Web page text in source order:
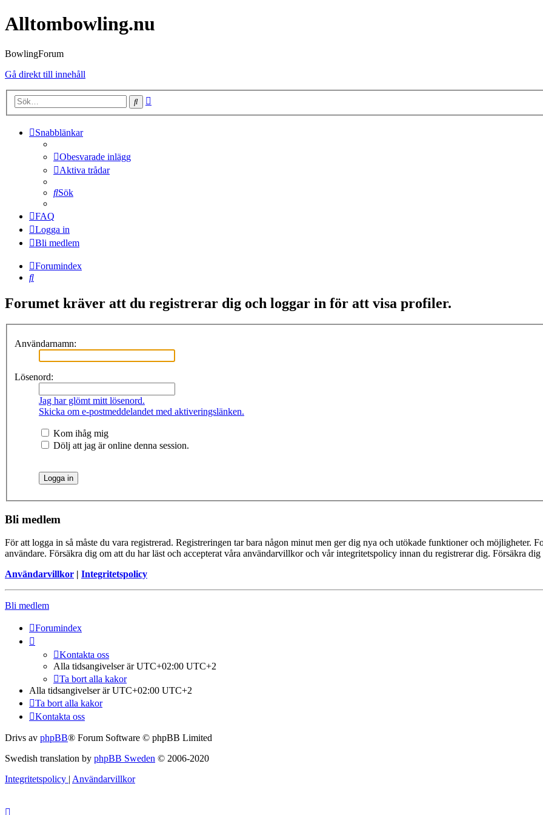
Alltombowling.nu
BowlingForum
Gå direkt till innehåll
Sök
Snabblänkar
Obesvarade inlägg
Aktiva trådar
Sök
FAQ
Logga in
Bli medlem
Forumindex
Sök
Forumet kräver att du registrerar dig och loggar in för att visa profiler.
Användarnamn:
Lösenord:
Jag har glömt mitt lösenord.
Skicka om e-postmeddelandet med aktiveringslänken.
Kom ihåg mig
Dölj att jag är online denna session.
Bli medlem
För att logga in så måste du vara registrerad. Registreringen tar bara någon minut men ger dig nya och utökade funktioner och möjligheter.
användare. Försäkra dig om att du har läst och accepterat våra användarvillkor och vår integritetspolicy innan du registrerar dig. Försäkra
Användarvillkor | Integritetspolicy
Bli medlem
Forumindex
Kontakta oss
Alla tidsangivelser är UTC+02:00 UTC+2
Ta bort alla kakor
Alla tidsangivelser är UTC+02:00 UTC+2
Ta bort alla kakor
Kontakta oss
Drivs av phpBB® Forum Software © phpBB Limited
Swedish translation by phpBB Sweden © 2006-2020
Integritetspolicy | Användarvillkor